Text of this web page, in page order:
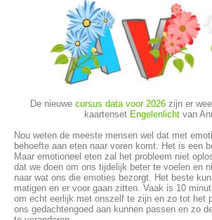
De nieuwe cursus data voor 2026 zijn er
kaartenset Engelenlicht van
Nou weten de meeste mensen wel dat met
behoefte aan eten naar voren komt. Het is een
Maar emotioneel eten zal het probleem niet
dat we doen om ons tijdelijk beter te voelen en
naar wat ons die emoties bezorgt. Het beste
matigen en er voor gaan zitten. Vaak is 10
om echt eerlijk met onszelf te zijn en zo tot het
ons gedachtengoed aan kunnen passen en zo